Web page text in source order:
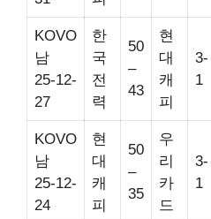
KOVO
남
25-12-
27
한
국
전
력
50
–
43
현
대
캐
피
3-
1
KOVO
남
25-12-
24
현
대
캐
피
50
–
35
우
리
카
드
3-
1